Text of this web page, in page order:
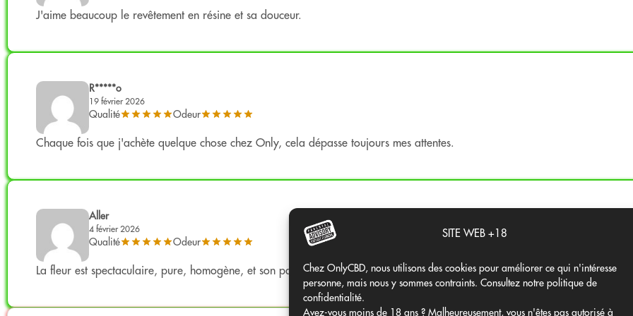
SITE WEB +18
Chez OnlyCBD, nous utilisons des cookies pour améliorer ce qui n'intéresse
personne, mais nous y sommes contraints. Consultez notre politique de
confidentialité.
Avez-vous moins de 18 ans ? Malheureusement, vous n'êtes pas autorisé à
Semences certifiées : EARLINA8FC.
Ce croisement allie la douceur fruitée de la lignée Mango à la structure et à la constance de l'OG Kush.
Utilisation légale
Produit de chanvre industriel issu de semences certifiées UE.
THC inférieur à 0,3% (réglementation européenne).
À utiliser exclusivement pour la collection et l'aromathérapie.
Formats disponibles
Formats disponibles Elles peuvent varier en fonction du catalogue Only CBD mis à jour.
J'aime beaucoup le revêtement en résine et sa douceur.
R*****o
19 février 2026
Qualité Odeur
Chaque fois que j'achète quelque chose chez Only, cela dépasse toujours mes attentes.
Aller
4 février 2026
Qualité Odeur
La fleur est spectaculaire, pure, homogène, et son parfum me séduit ; c'est comme un MC à 2 heures du matin, elle ne